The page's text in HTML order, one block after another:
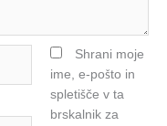
Shrani moje
ime, e-pošto in
spletišče v ta
brskalnik za